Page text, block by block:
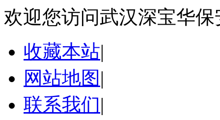
欢迎您访问武汉深宝华
收藏本站|
网站地图 |
联系我们|